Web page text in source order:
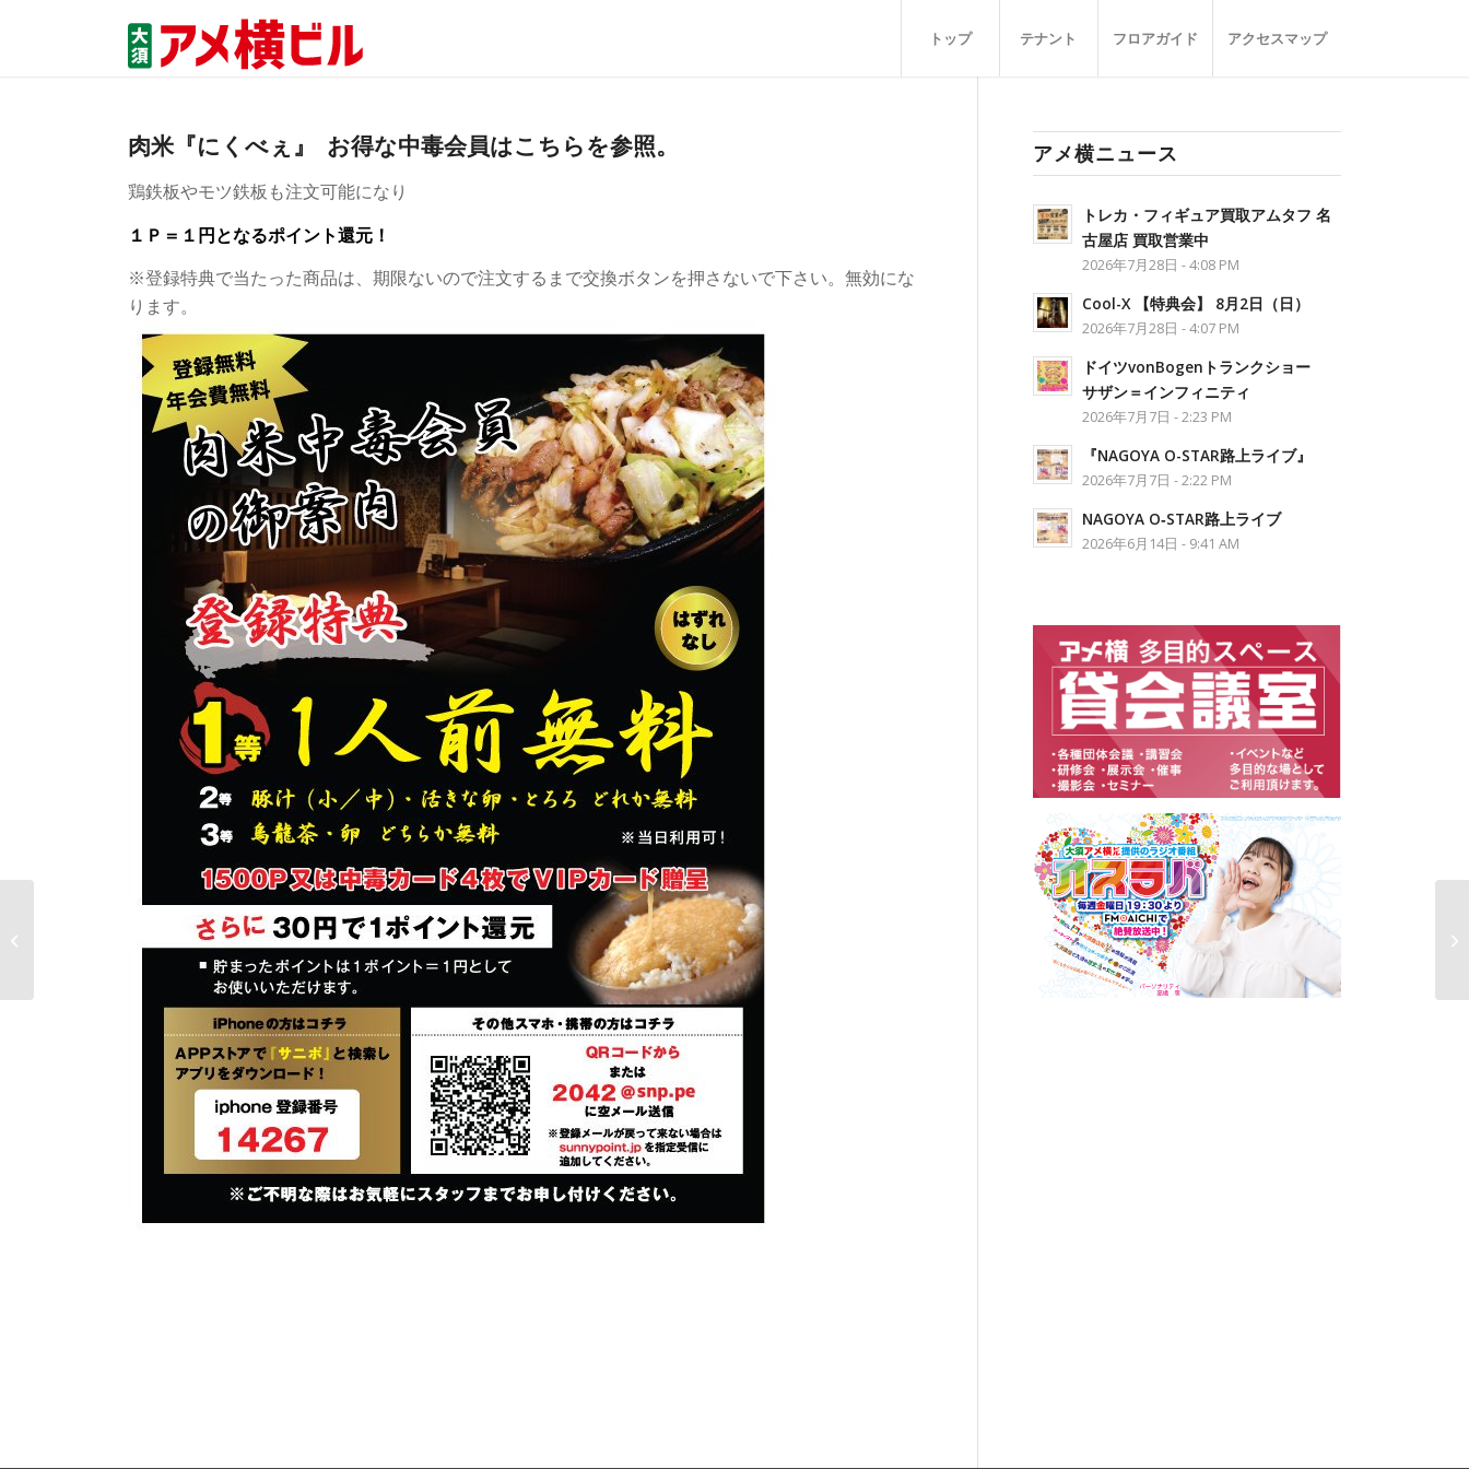
トップ テナント フロアガイド アクセスマップ
肉米『にくべぇ』 ‏ お得な中毒会員はこちらを参照。
鶏鉄板やモツ鉄板も注文可能になり
１Ｐ＝１円となるポイント還元！
※登録特典で当たった商品は、期限ないので注文するまで交換ボタンを押さないで下さい。無効にな
ります。
アメ横ニュース
トレカ・フィギュア買取アムタフ 名
古屋店 買取営業中
2026年7月28日 - 4:08 PM
Cool-X 【特典会】 8月2日（日）
2026年7月28日 - 4:07 PM
ドイツvonBogenトランクショー
サザン＝インフィニティ
2026年7月7日 - 2:23 PM
『NAGOYA O-STAR路上ライブ』
2026年7月7日 - 2:22 PM
NAGOYA O‐STAR路上ライブ
2026年6月14日 - 9:41 AM